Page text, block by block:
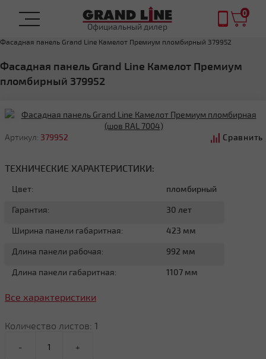
Официальный дилер
0
ФАСАДНЫЕ ПАНЕЛИ
Фасадная панель Grand Line Камелот Премиум пломбирный 379952
Фасадная панель Grand Line Камелот Премиум
пломбирный 379952
Артикул: 379952 Сравнить
ТЕХНИЧЕСКИЕ ХАРАКТЕРИСТИКИ:
Цвет: пломбирный
Гарантия: 30 лет
Ширина панели габаритная: 423 мм
Длина панели рабочая: 992 мм
Длина панели габаритная: 1107 мм
Все характеристики
Количество листов: 1
- +